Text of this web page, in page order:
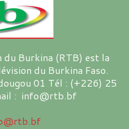
Burkina (RTB) est la
du Burkina Faso.
01 Tél : (+226) 25
: info@rtb.bf